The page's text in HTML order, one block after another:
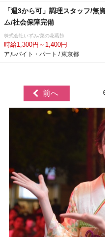
「週3から可」調理スタッフ/無
ム/社会保障完備
株式会社いずみ/菜の花葛飾
時給1,300円～1,400円
アルバイト・パート / 東京都
前へ